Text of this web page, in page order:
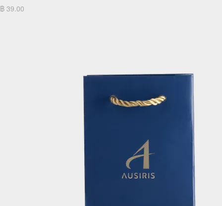
฿ 39.00